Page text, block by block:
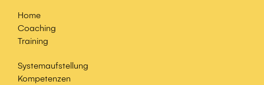
Home
Coaching
Training
Systemaufstellung
Kompetenzen